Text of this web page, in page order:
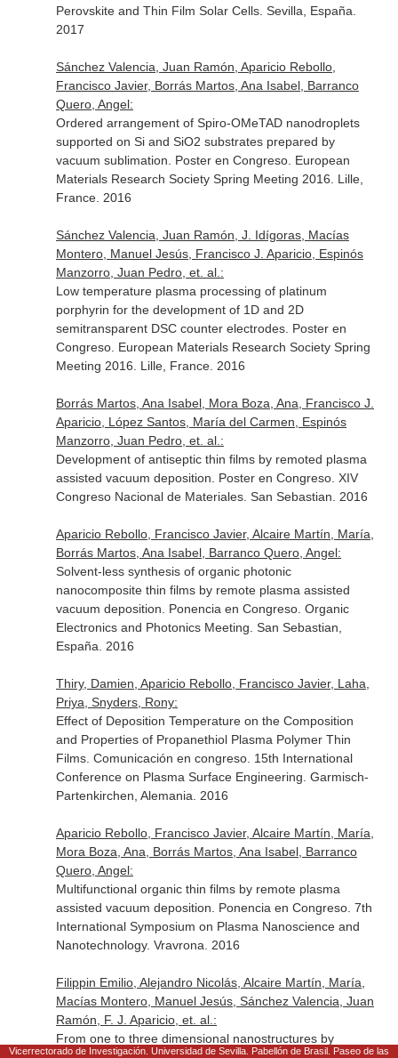
Perovskite and Thin Film Solar Cells. Sevilla, España.
2017
Sánchez Valencia, Juan Ramón, Aparicio Rebollo,
Francisco Javier, Borrás Martos, Ana Isabel, Barranco
Quero, Angel:
Ordered arrangement of Spiro-OMeTAD nanodroplets
supported on Si and SiO2 substrates prepared by
vacuum sublimation. Poster en Congreso. European
Materials Research Society Spring Meeting 2016. Lille,
France. 2016
Sánchez Valencia, Juan Ramón, J. Idígoras, Macías
Montero, Manuel Jesús, Francisco J. Aparicio, Espinós
Manzorro, Juan Pedro, et. al.:
Low temperature plasma processing of platinum
porphyrin for the development of 1D and 2D
semitransparent DSC counter electrodes. Poster en
Congreso. European Materials Research Society Spring
Meeting 2016. Lille, France. 2016
Borrás Martos, Ana Isabel, Mora Boza, Ana, Francisco J.
Aparicio, López Santos, María del Carmen, Espinós
Manzorro, Juan Pedro, et. al.:
Development of antiseptic thin films by remoted plasma
assisted vacuum deposition. Poster en Congreso. XIV
Congreso Nacional de Materiales. San Sebastian. 2016
Aparicio Rebollo, Francisco Javier, Alcaire Martín, María,
Borrás Martos, Ana Isabel, Barranco Quero, Angel:
Solvent-less synthesis of organic photonic
nanocomposite thin films by remote plasma assisted
vacuum deposition. Ponencia en Congreso. Organic
Electronics and Photonics Meeting. San Sebastian,
España. 2016
Thiry, Damien, Aparicio Rebollo, Francisco Javier, Laha,
Priya, Snyders, Rony:
Effect of Deposition Temperature on the Composition
and Properties of Propanethiol Plasma Polymer Thin
Films. Comunicación en congreso. 15th International
Conference on Plasma Surface Engineering. Garmisch-
Partenkirchen, Alemania. 2016
Aparicio Rebollo, Francisco Javier, Alcaire Martín, María,
Mora Boza, Ana, Borrás Martos, Ana Isabel, Barranco
Quero, Angel:
Multifunctional organic thin films by remote plasma
assisted vacuum deposition. Ponencia en Congreso. 7th
International Symposium on Plasma Nanoscience and
Nanotechnology. Vravrona. 2016
Filippin Emilio, Alejandro Nicolás, Alcaire Martín, María,
Macías Montero, Manuel Jesús, Sánchez Valencia, Juan
Ramón, F. J. Aparicio, et. al.:
From one to three dimensional nanostructures by
Vicerrectorado de Investigación. Universidad de Sevilla. Pabellón de Brasil. Paseo de las